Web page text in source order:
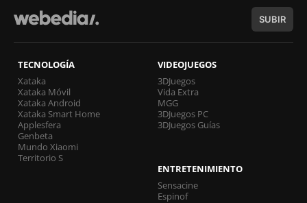
SUBIR
TECNOLOGÍA
Xataka
Xataka Móvil
Xataka Android
Xataka Smart Home
Applesfera
Genbeta
Mundo Xiaomi
Territorio S
VIDEOJUEGOS
3DJuegos
Vida Extra
MGG
3DJuegos PC
3DJuegos Guías
ENTRETENIMIENTO
Sensacine
Espinof